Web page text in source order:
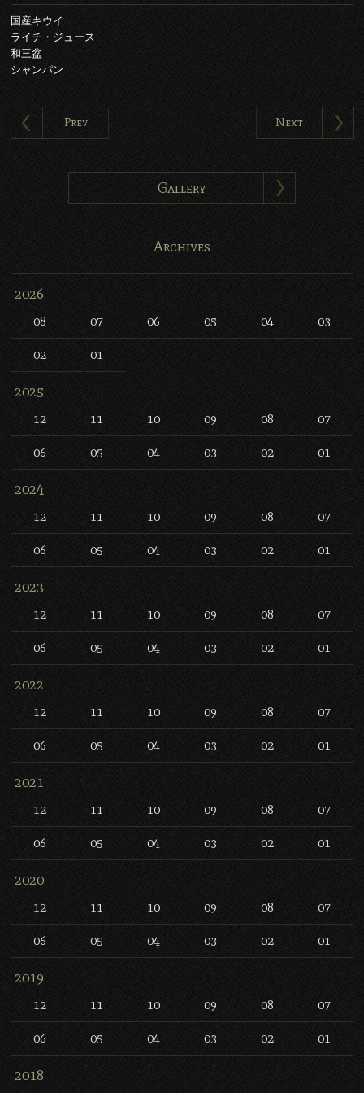
国産キウイ
ライチ・ジュース
和三盆
シャンパン
Prev Next
Gallery
Archives
2026
08 07 06 05 04 03
02 01
2025
12 11 10 09 08 07
06 05 04 03 02 01
2024
12 11 10 09 08 07
06 05 04 03 02 01
2023
12 11 10 09 08 07
06 05 04 03 02 01
2022
12 11 10 09 08 07
06 05 04 03 02 01
2021
12 11 10 09 08 07
06 05 04 03 02 01
2020
12 11 10 09 08 07
06 05 04 03 02 01
2019
12 11 10 09 08 07
06 05 04 03 02 01
2018